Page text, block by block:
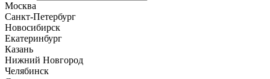
Москва
Санкт-Петербург
Новосибирск
Екатеринбург
Казань
Нижний Новгород
Челябинск